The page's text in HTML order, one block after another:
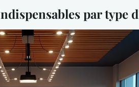
par type